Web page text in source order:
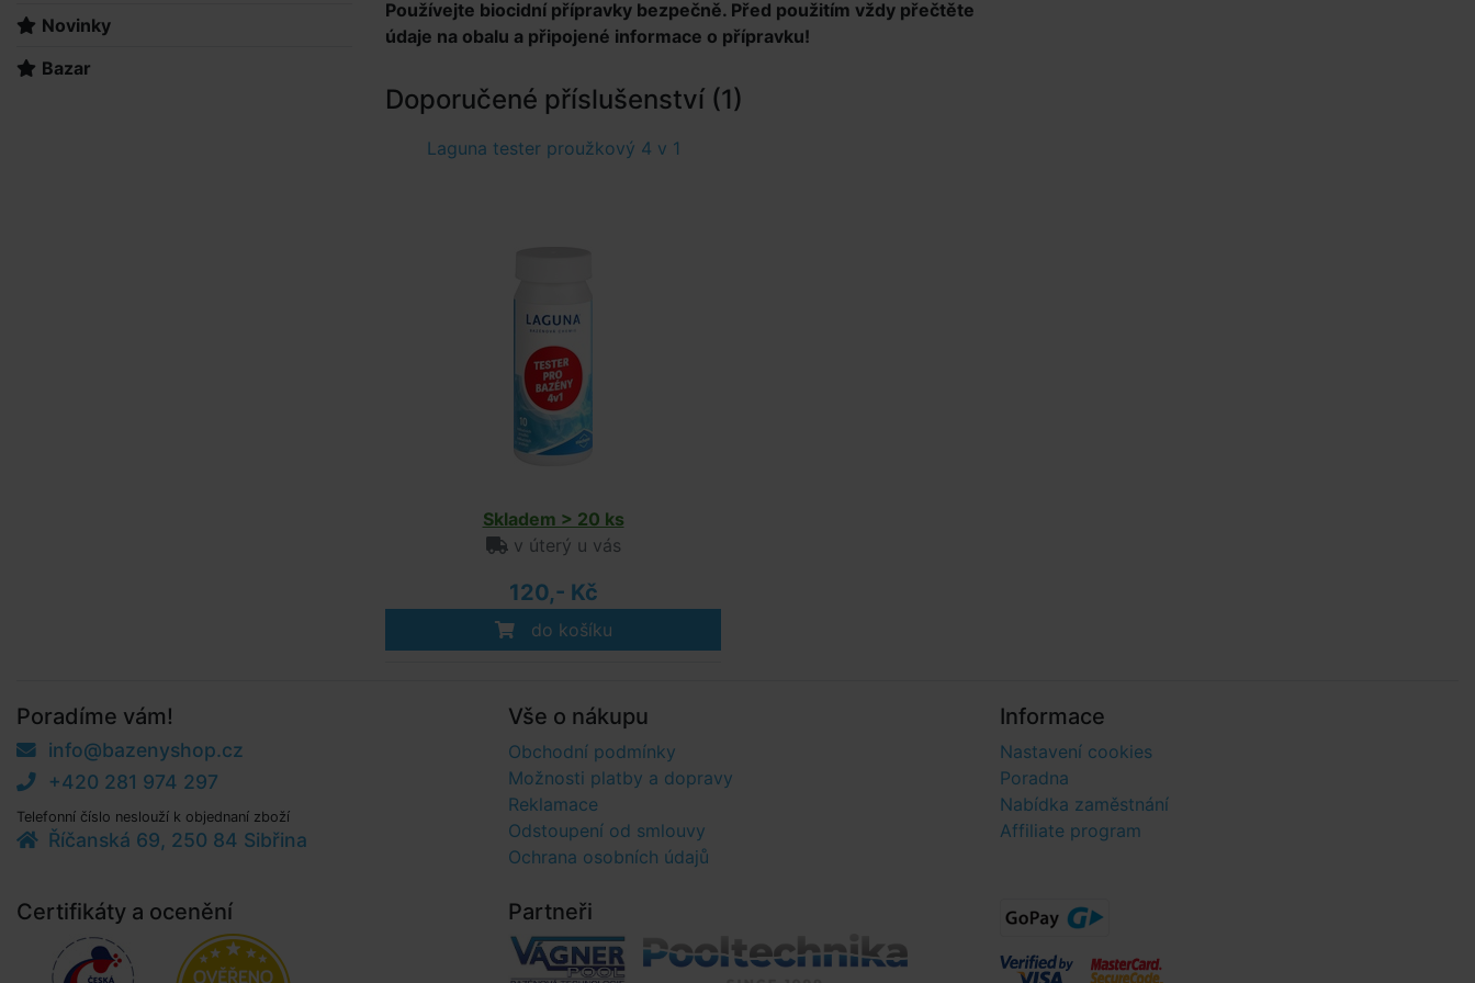
Používejte biocidní přípravky bezpečně. Před použitím vždy přečtěte
údaje na obalu a připojené informace o přípravku!
Doporučené příslušenství (1)
Laguna tester proužkový 4 v 1
Skladem > 20 ks
v úterý u vás
120,- Kč
do košíku
Novinky
Bazar
Poradíme vám!
info@bazenyshop.cz
+420 281 974 297
Telefonní číslo neslouží k objednaní zboží
Říčanská 69, 250 84 Sibřina
Vše o nákupu
Obchodní podmínky
Možnosti platby a dopravy
Reklamace
Odstoupení od smlouvy
Ochrana osobních údajů
Informace
Nastavení cookies
Poradna
Nabídka zaměstnání
Affiliate program
Certifikáty a ocenění Partneři